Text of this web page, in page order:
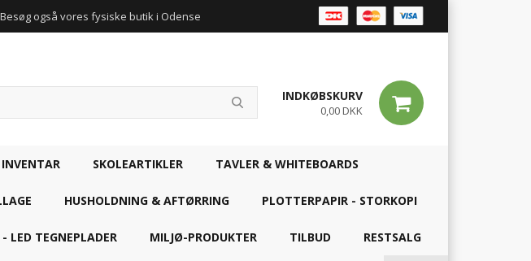
Besøg også vores fysiske butik i Odense
INDKØBSKURV
0,00 DKK
INVENTAR SKOLEARTIKLER TAVLER & WHITEBOARDS
HUSHOLDNING & AFTØRRING PLOTTERPAPIR - STORKOPI
- LED TEGNEPLADER MILJØ-PRODUKTER TILBUD RESTSALG